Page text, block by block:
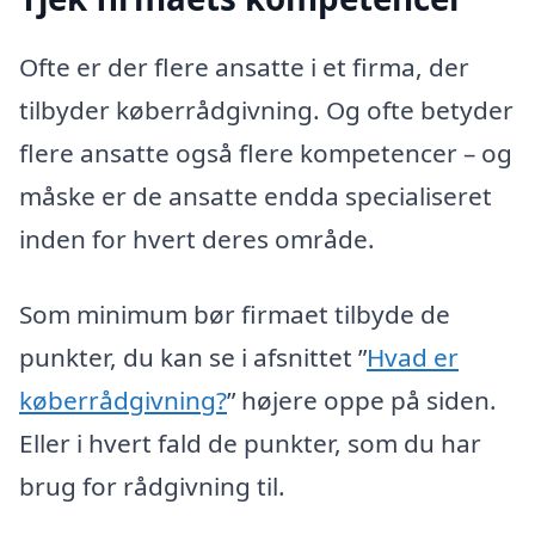
Ofte er der flere ansatte i et firma, der
tilbyder køberrådgivning. Og ofte betyder
flere ansatte også flere kompetencer – og
måske er de ansatte endda specialiseret
inden for hvert deres område.
Som minimum bør firmaet tilbyde de
punkter, du kan se i afsnittet ”Hvad er
køberrådgivning?” højere oppe på siden.
Eller i hvert fald de punkter, som du har
brug for rådgivning til.